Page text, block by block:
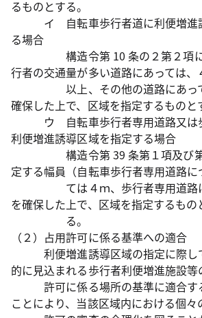
るものとする。
イ 自転車歩行者道に利便増進
る場合
構造令第 10 条の２第２項に
行者の交通量が多い道路にあっては、
以上、その他の道路にあって
確保した上で、区域を指定するものと
ウ 自転車歩行者専用道路又は
利便増進誘導区域を指定する場合
構造令第 39 条第１項及び第
定する幅員（自転車歩行者専用道路に
ては４ｍ、歩行者専用道路に
を確保した上で、区域を指定するもの
る。
（２）占用許可に係る基準への適合
利便増進誘導区域の指定に際し
的に見込まれる歩行者利便増進施設等
許可に係る場所の基準に適合す
ことにより、当該区域内における個々